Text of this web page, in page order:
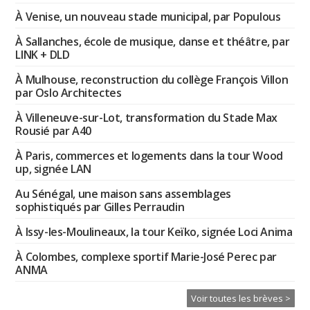
À Venise, un nouveau stade municipal, par Populous
À Sallanches, école de musique, danse et théâtre, par
LINK + DLD
À Mulhouse, reconstruction du collège François Villon
par Oslo Architectes
À Villeneuve-sur-Lot, transformation du Stade Max
Rousié par A40
À Paris, commerces et logements dans la tour Wood
up, signée LAN
Au Sénégal, une maison sans assemblages
sophistiqués par Gilles Perraudin
À Issy-les-Moulineaux, la tour Keïko, signée Loci Anima
À Colombes, complexe sportif Marie-José Perec par
ANMA
Voir toutes les brèves >